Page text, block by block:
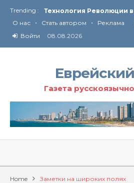
Trending :
От Ирана до Ливана и
О нас • Стать автором • Реклама
Войти
08.08.2026
Газета
Home Заметки на широких полях